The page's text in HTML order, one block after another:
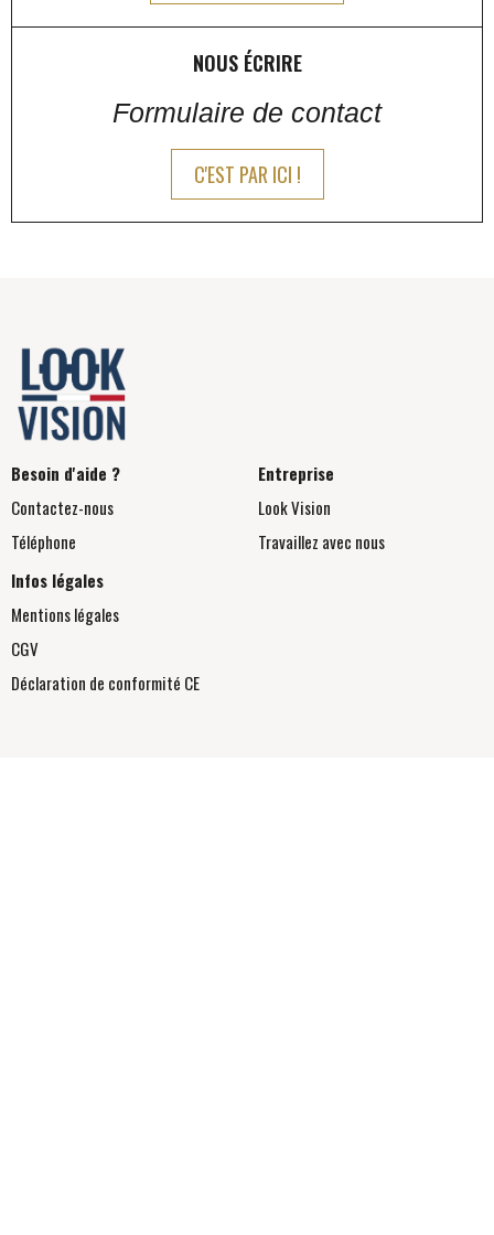
NOUS ÉCRIRE
Formulaire de contact
C'EST PAR ICI !
Besoin d'aide ?
Contactez-nous
Téléphone
Entreprise
Look Vision
Travaillez avec nous
Infos légales
Mentions légales
CGV
Déclaration de conformité CE